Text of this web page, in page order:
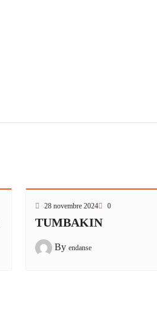
28 novembre 2024 0
TUMBAKIN
By endanse